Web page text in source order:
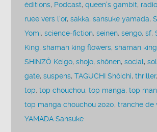
éditions, Podcast,queen's gambit, radio
ruee vers l'or,sakka,sansuke yamada,
Yomi,science-fiction,seinen,sengo,sf,
King,shaman king flowers,shaman
SHINZÔ Keigo,shojo,shônen,social,
gate,suspens,TAGUCHI Shôichi,thriller
top,top chouchou,top manga,top
top manga chouchou 2020,tranche de
YAMADA Sansuke